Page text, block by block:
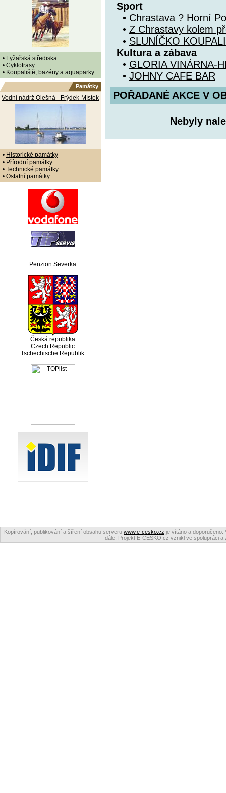
• Lyžařská střediska
• Cyklotrasy
• Koupaliště, bazény a aquaparky
Památky
Vodní nádrž Olešná - Frýdek-Místek
• Historické památky
• Přírodní památky
• Technické památky
• Ostatní památky
Penzion Severka
Česká republika
Czech Republic
Tschechische Republik
Sport
• Chrastava ? Horní
• Z Chrastavy kolem
• SLUNÍČKO
Kultura a zábava
• GLORIA VINÁRNA-
• JOHNY CAFE BAR
POŘADANÉ AKCE V
Nebyly
Kopírování, publikování a šíření obsahu serveru www.e-cesko.cz je vítáno a doporučeno.
dále. Projekt E-ČESKO.cz vznikl ve spolupráci